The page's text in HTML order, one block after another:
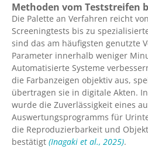
Methoden vom Teststreifen
Die Palette an Verfahren reicht
Screeningtests bis zu
sind das am häufigsten genutzte
Parameter innerhalb weniger
Automatisierte Systeme
die Farbanzeigen objektiv aus,
übertragen sie in digitale Akten.
wurde die Zuverlässigkeit eines
Auswertungsprogramms für
die Reproduzierbarkeit und
bestätigt (Inagaki et al., 2025).